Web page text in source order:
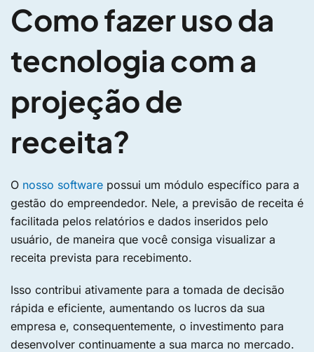
Como fazer uso da
tecnologia com a
projeção de
receita?
O nosso software possui um módulo específico para a
gestão do empreendedor. Nele, a previsão de receita é
facilitada pelos relatórios e dados inseridos pelo
usuário, de maneira que você consiga visualizar a
receita prevista para recebimento.
Isso contribui ativamente para a tomada de decisão
rápida e eficiente, aumentando os lucros da sua
empresa e, consequentemente, o investimento para
desenvolver continuamente a sua marca no mercado.